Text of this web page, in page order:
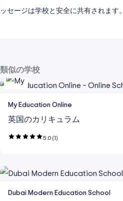
ッセージは学校と安全に共有されます。
類似の学校
My Education Online
英国のカリキュラム
5.0 (1)
Dubai Modern Education School